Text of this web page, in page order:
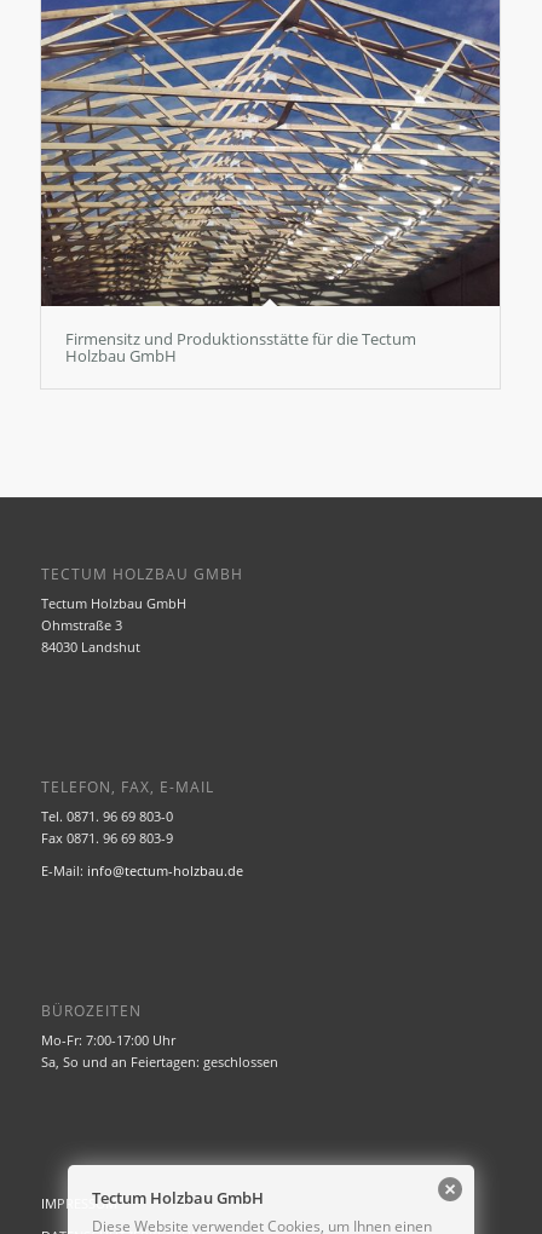
Firmensitz und Produktionsstätte für die Tectum
Holzbau GmbH
TECTUM HOLZBAU GMBH
Tectum Holzbau GmbH
Ohmstraße 3
84030 Landshut
TELEFON, FAX, E-MAIL
Tel. 0871. 96 69 803-0
Fax 0871. 96 69 803-9
E-Mail: info@tectum-holzbau.de
BÜROZEITEN
Mo-Fr: 7:00-17:00 Uhr
Sa, So und an Feiertagen: geschlossen
IMPRESSUMTectum Holzbau GmbH
Diese Website verwendet Cookies, um Ihnen einen